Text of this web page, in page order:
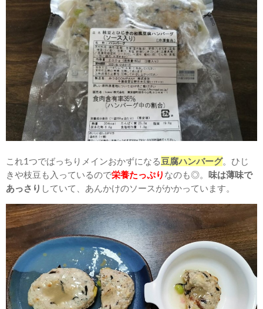
これ1つでばっちりメインおかずになる豆腐ハンバーグ。ひじ
きや枝豆も入っているので栄養たっぷり なのも◎。 味は薄味で
あっさり していて、あんかけのソースがかかっています。